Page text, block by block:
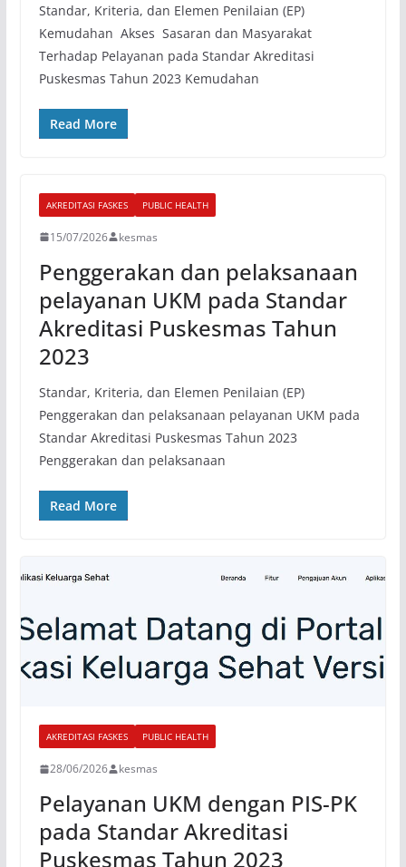
Standar, Kriteria, dan Elemen Penilaian (EP)
Kemudahan Akses Sasaran dan Masyarakat
Terhadap Pelayanan pada Standar Akreditasi
Puskesmas Tahun 2023 Kemudahan
Read More
AKREDITASI FASKES PUBLIC HEALTH
15/07/2026 kesmas
Penggerakan dan pelaksanaan
pelayanan UKM pada Standar
Akreditasi Puskesmas Tahun
2023
Standar, Kriteria, dan Elemen Penilaian (EP)
Penggerakan dan pelaksanaan pelayanan UKM pada
Standar Akreditasi Puskesmas Tahun 2023
Penggerakan dan pelaksanaan
Read More
AKREDITASI FASKES PUBLIC HEALTH
28/06/2026 kesmas
Pelayanan UKM dengan PIS-PK
pada Standar Akreditasi
Puskesmas Tahun 2023